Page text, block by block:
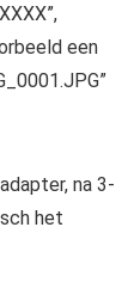
een
na 3-
het